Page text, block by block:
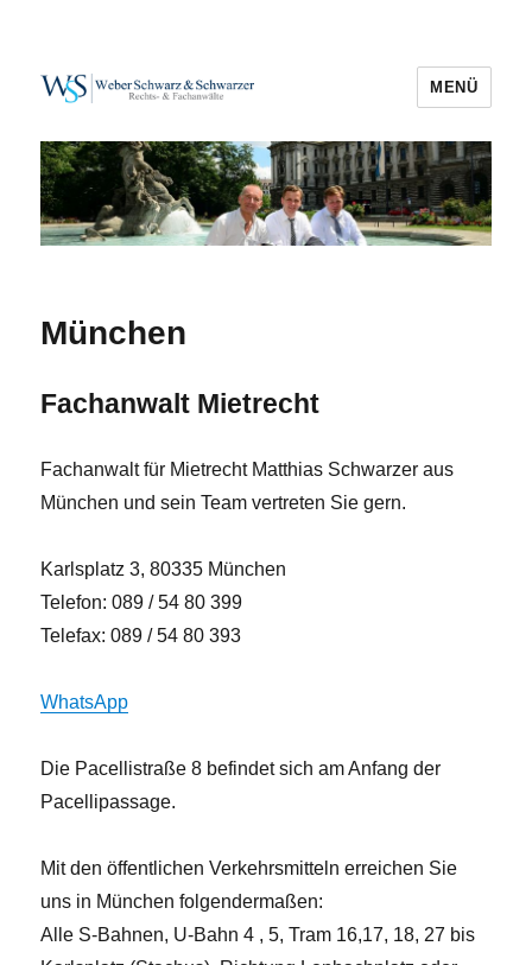
Mietrecht in München
MENÜ
München
Fachanwalt Mietrecht
Fachanwalt für Mietrecht Matthias Schwarzer aus
München und sein Team vertreten Sie gern.
Karlsplatz 3, 80335 München
Telefon: 089 / 54 80 399
Telefax: 089 / 54 80 393
WhatsApp
Die Pacellistraße 8 befindet sich am Anfang der
Pacellipassage.
Mit den öffentlichen Verkehrsmitteln erreichen Sie
uns in München folgendermaßen:
Alle S-Bahnen, U-Bahn 4 , 5, Tram 16,17, 18, 27 bis